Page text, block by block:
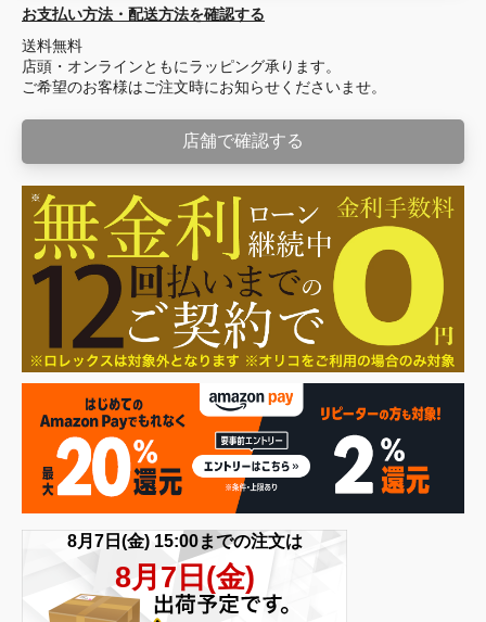
お支払い方法・配送方法を確認する
送料無料
店頭・オンラインともにラッピング承ります。
ご希望のお客様はご注文時にお知らせくださいませ。
店舗で確認する